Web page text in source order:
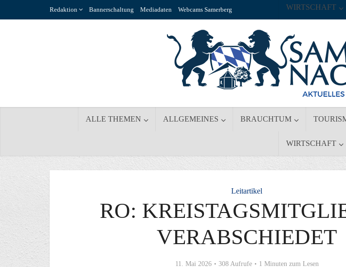
Redaktion Bannerschaltung Mediadaten Webcams Samerberg
ALLE THEMEN ALLGEMEINES BRAUCHTUM
WIRTSCHAFT
WIRTSCHAFT
Leitartikel
RO:
VERABSCHIEDET
11. Mai 2026 308 Aufrufe 1 Minuten zum Lesen